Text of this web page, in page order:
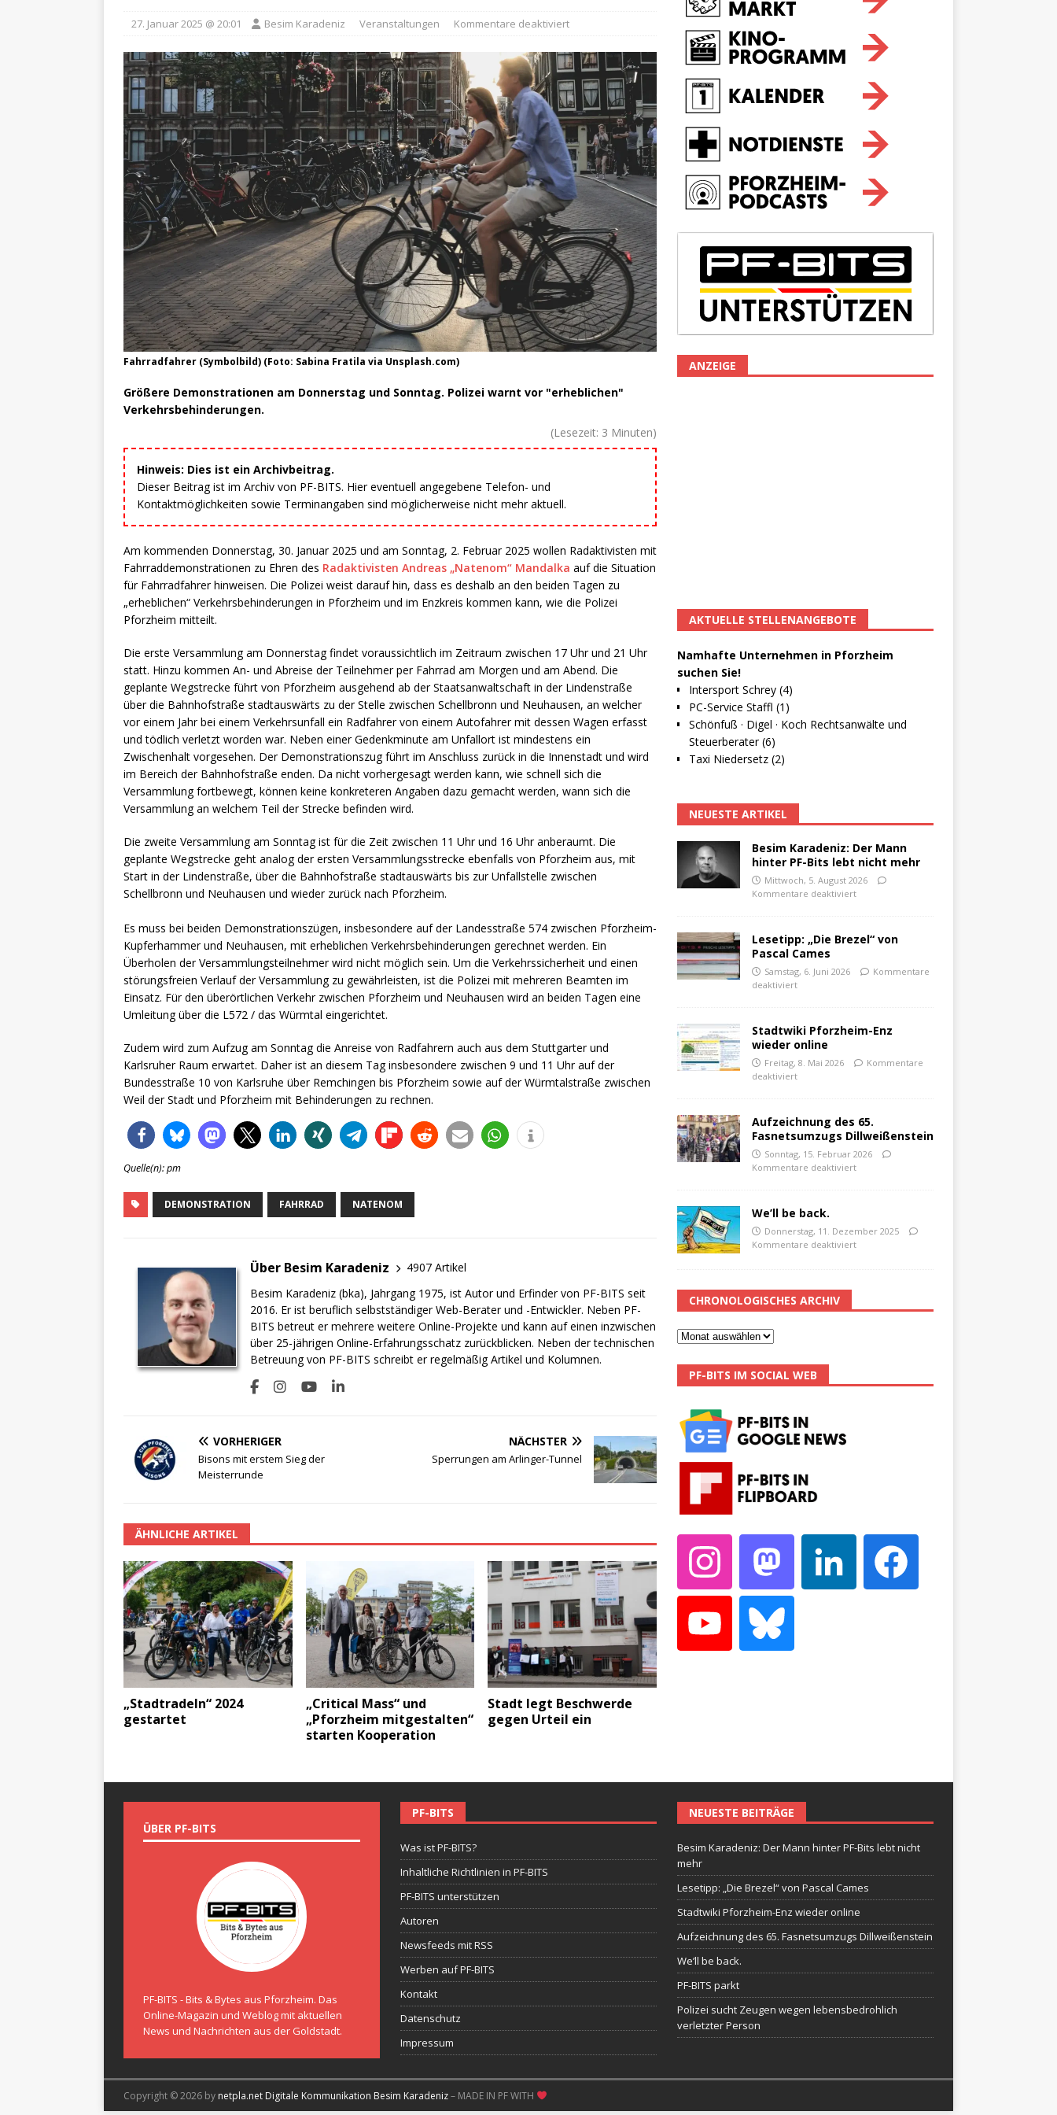
27. Januar 2025 @ 20:01 Besim Karadeniz Veranstaltungen Kommentare deaktiviert
Fahrradfahrer (Symbolbild) (Foto: Sabina Fratila via Unsplash.com)
Größere Demonstrationen am Donnerstag und Sonntag. Polizei warnt vor "erheblichen"
Verkehrsbehinderungen.
(Lesezeit: 3 Minuten)
Hinweis: Dies ist ein Archivbeitrag.
Dieser Beitrag ist im Archiv von PF-BITS. Hier eventuell angegebene Telefon- und
Kontaktmöglichkeiten sowie Terminangaben sind möglicherweise nicht mehr aktuell.
Am kommenden Donnerstag, 30. Januar 2025 und am Sonntag, 2. Februar 2025 wollen Radaktivisten mit
Fahrraddemonstrationen zu Ehren des Radaktivisten Andreas „Natenom“ Mandalka auf die Situation
für Fahrradfahrer hinweisen. Die Polizei weist darauf hin, dass es deshalb an den beiden Tagen zu
„erheblichen“ Verkehrsbehinderungen in Pforzheim und im Enzkreis kommen kann, wie die Polizei
Pforzheim mitteilt.
Die erste Versammlung am Donnerstag findet voraussichtlich im Zeitraum zwischen 17 Uhr und 21 Uhr
statt. Hinzu kommen An- und Abreise der Teilnehmer per Fahrrad am Morgen und am Abend. Die
geplante Wegstrecke führt von Pforzheim ausgehend ab der Staatsanwaltschaft in der Lindenstraße
über die Bahnhofstraße stadtauswärts zu der Stelle zwischen Schellbronn und Neuhausen, an welcher
vor einem Jahr bei einem Verkehrsunfall ein Radfahrer von einem Autofahrer mit dessen Wagen erfasst
und tödlich verletzt worden war. Neben einer Gedenkminute am Unfallort ist mindestens ein
Zwischenhalt vorgesehen. Der Demonstrationszug führt im Anschluss zurück in die Innenstadt und wird
im Bereich der Bahnhofstraße enden. Da nicht vorhergesagt werden kann, wie schnell sich die
Versammlung fortbewegt, können keine konkreteren Angaben dazu gemacht werden, wann sich die
Versammlung an welchem Teil der Strecke befinden wird.
Die zweite Versammlung am Sonntag ist für die Zeit zwischen 11 Uhr und 16 Uhr anberaumt. Die
geplante Wegstrecke geht analog der ersten Versammlungsstrecke ebenfalls von Pforzheim aus, mit
Start in der Lindenstraße, über die Bahnhofstraße stadtauswärts bis zur Unfallstelle zwischen
Schellbronn und Neuhausen und wieder zurück nach Pforzheim.
Es muss bei beiden Demonstrationszügen, insbesondere auf der Landesstraße 574 zwischen Pforzheim-
Kupferhammer und Neuhausen, mit erheblichen Verkehrsbehinderungen gerechnet werden. Ein
Überholen der Versammlungsteilnehmer wird nicht möglich sein. Um die Verkehrssicherheit und einen
störungsfreien Verlauf der Versammlung zu gewährleisten, ist die Polizei mit mehreren Beamten im
Einsatz. Für den überörtlichen Verkehr zwischen Pforzheim und Neuhausen wird an beiden Tagen eine
Umleitung über die L572 / das Würmtal eingerichtet.
Zudem wird zum Aufzug am Sonntag die Anreise von Radfahrern auch aus dem Stuttgarter und
Karlsruher Raum erwartet. Daher ist an diesem Tag insbesondere zwischen 9 und 11 Uhr auf der
Bundesstraße 10 von Karlsruhe über Remchingen bis Pforzheim sowie auf der Würmtalstraße zwischen
Weil der Stadt und Pforzheim mit Behinderungen zu rechnen.
Quelle(n): pm
DEMONSTRATION FAHRRAD NATENOM
Über Besim Karadeniz
4907 Artikel
Besim Karadeniz (bka), Jahrgang 1975, ist Autor und Erfinder von PF-BITS seit
2016. Er ist beruflich selbstständiger Web-Berater und -Entwickler. Neben PF-
BITS betreut er mehrere weitere Online-Projekte und kann auf einen inzwischen
über 25-jährigen Online-Erfahrungsschatz zurückblicken. Neben der technischen
Betreuung von PF-BITS schreibt er regelmäßig Artikel und Kolumnen.
VORHERIGER
Bisons mit erstem Sieg der
Meisterrunde
NÄCHSTER
Sperrungen am Arlinger-Tunnel
ÄHNLICHE ARTIKEL
„Stadtradeln“ 2024
gestartet
„Critical Mass“ und
„Pforzheim mitgestalten“
starten Kooperation
Stadt legt Beschwerde
gegen Urteil ein
ANZEIGE
AKTUELLE STELLENANGEBOTE
Namhafte Unternehmen in Pforzheim
suchen Sie!
Intersport Schrey (4)
PC-Service Staffl (1)
Schönfuß · Digel · Koch Rechtsanwälte und
Steuerberater (6)
Taxi Niedersetz (2)
NEUESTE ARTIKEL
Besim Karadeniz: Der Mann
hinter PF-Bits lebt nicht mehr
Mittwoch, 5. August 2026
Kommentare deaktiviert
Lesetipp: „Die Brezel“ von
Pascal Cames
Samstag, 6. Juni 2026
Kommentare
deaktiviert
Stadtwiki Pforzheim-Enz
wieder online
Freitag, 8. Mai 2026
Kommentare
deaktiviert
Aufzeichnung des 65.
Fasnetsumzugs Dillweißenstein
Sonntag, 15. Februar 2026
Kommentare deaktiviert
We’ll be back.
Donnerstag, 11. Dezember 2025
Kommentare deaktiviert
CHRONOLOGISCHES ARCHIV
PF-BITS IM SOCIAL WEB
ÜBER PF-BITS
PF-BITS - Bits & Bytes aus Pforzheim. Das
Online-Magazin und Weblog mit aktuellen
News und Nachrichten aus der Goldstadt.
PF-BITS
Was ist PF-BITS?
Inhaltliche Richtlinien in PF-BITS
PF-BITS unterstützen
Autoren
Newsfeeds mit RSS
Werben auf PF-BITS
Kontakt
Datenschutz
Impressum
NEUESTE BEITRÄGE
Besim Karadeniz: Der Mann hinter PF-Bits lebt nicht
mehr
Lesetipp: „Die Brezel“ von Pascal Cames
Stadtwiki Pforzheim-Enz wieder online
Aufzeichnung des 65. Fasnetsumzugs Dillweißenstein
We’ll be back.
PF-BITS parkt
Polizei sucht Zeugen wegen lebensbedrohlich
verletzter Person
Copyright © 2026 by netpla.net Digitale Kommunikation Besim Karadeniz– MADE IN PF WITH